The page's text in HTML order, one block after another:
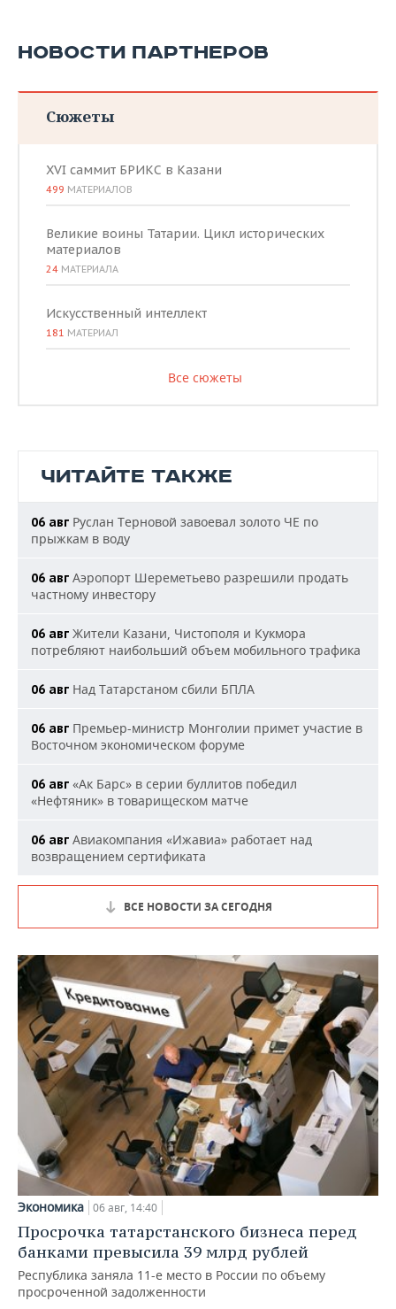
НОВОСТИ ПАРТНЕРОВ
Сюжеты
XVI саммит БРИКС в Казани
499 МАТЕРИАЛОВ
Великие воины Татарии. Цикл исторических
материалов
24 МАТЕРИАЛА
Искусственный интеллект
181 МАТЕРИАЛ
Все сюжеты
ЧИТАЙТЕ ТАКЖЕ
06 авг Руслан Терновой завоевал золото ЧЕ по
прыжкам в воду
06 авг Аэропорт Шереметьево разрешили продать
частному инвестору
06 авг Жители Казани, Чистополя и Кукмора
потребляют наибольший объем мобильного трафика
06 авг Над Татарстаном сбили БПЛА
06 авг Премьер-министр Монголии примет участие в
Восточном экономическом форуме
06 авг «Ак Барс» в серии буллитов победил
«Нефтяник» в товарищеском матче
06 авг Авиакомпания «Ижавиа» работает над
возвращением сертификата
ВСЕ НОВОСТИ ЗА СЕГОДНЯ
Экономика 06 авг, 14:40
Просрочка татарстанского бизнеса перед
банками превысила 39 млрд рублей
Республика заняла 11-е место в России по объему
просроченной задолженности